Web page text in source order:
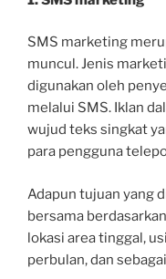
SMS marketing
muncul. Jenis
digunakan oleh
melalui SMS. Iklan
wujud teks singkat
para pengguna
Adapun tujuan yang
bersama
lokasi area tinggal,
perbulan, dan